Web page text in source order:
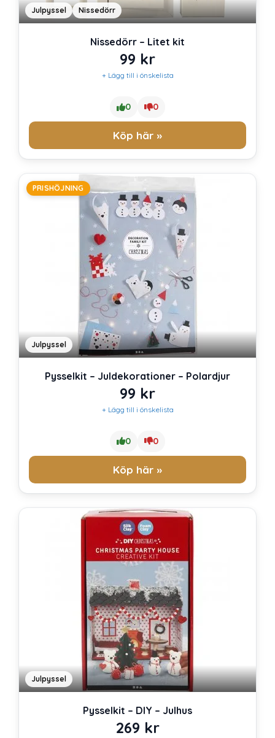
Julpyssel Nissedörr
Nissedörr – Litet kit
99 kr
+ Lägg till i önskelista
0 0
Köp här »
PRISHÖJNING
Julpyssel
Pysselkit – Juldekorationer – Polardjur
99 kr
+ Lägg till i önskelista
0 0
Köp här »
Julpyssel
Pysselkit – DIY – Julhus
269 kr